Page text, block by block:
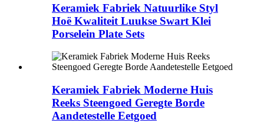
Keramiek Fabriek Natuurlike Styl
Hoë Kwaliteit Luukse Swart Klei
Porselein Plate Sets
Keramiek Fabriek Moderne Huis
Reeks Steengoed Geregte Borde
Aandetestelle Eetgoed